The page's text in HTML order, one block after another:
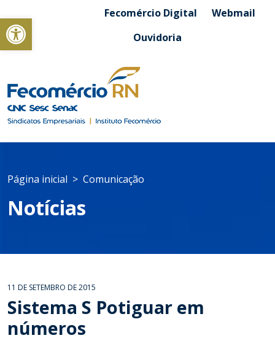
Abrir a barra de ferramentasFecomércio Digital
Webmail
Ouvidoria
Página inicial Comunicação
Notícias
11 DE SETEMBRO DE 2015
Sistema S Potiguar em
números